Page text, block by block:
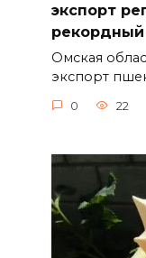
экспорт
рекордный
Омская
экспорт
0 22